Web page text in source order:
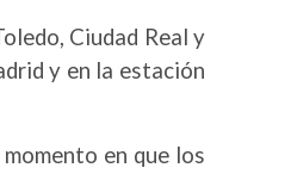
Ciudad Real y
y en la estación
en que los